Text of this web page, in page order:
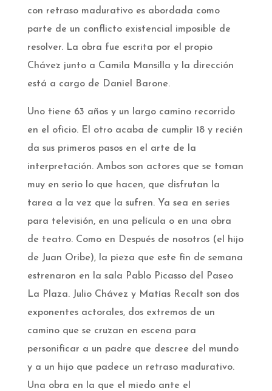
con retraso madurativo es abordada como
parte de un conflicto existencial imposible de
resolver. La obra fue escrita por el propio
Chávez junto a Camila Mansilla y la dirección
está a cargo de Daniel Barone.
Uno tiene 63 años y un largo camino recorrido
en el oficio. El otro acaba de cumplir 18 y recién
da sus primeros pasos en el arte de la
interpretación. Ambos son actores que se toman
muy en serio lo que hacen, que disfrutan la
tarea a la vez que la sufren. Ya sea en series
para televisión, en una película o en una obra
de teatro. Como en Después de nosotros (el hijo
de Juan Oribe), la pieza que este fin de semana
estrenaron en la sala Pablo Picasso del Paseo
La Plaza. Julio Chávez y Matías Recalt son dos
exponentes actorales, dos extremos de un
camino que se cruzan en escena para
personificar a un padre que descree del mundo
y a un hijo que padece un retraso madurativo.
Una obra en la que el miedo ante el